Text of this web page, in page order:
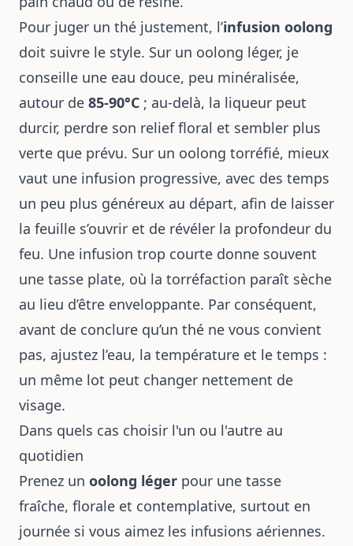
Pour juger un thé justement, l’infusion oolong
doit suivre le style. Sur un oolong léger, je
conseille une eau douce, peu minéralisée,
autour de 85-90°C ; au-delà, la liqueur peut
durcir, perdre son relief floral et sembler plus
verte que prévu. Sur un oolong torréfié, mieux
vaut une infusion progressive, avec des temps
un peu plus généreux au départ, afin de laisser
la feuille s’ouvrir et de révéler la profondeur du
feu. Une infusion trop courte donne souvent
une tasse plate, où la torréfaction paraît sèche
au lieu d’être enveloppante. Par conséquent,
avant de conclure qu’un thé ne vous convient
pas, ajustez l’eau, la température et le temps :
un même lot peut changer nettement de
visage.
Dans quels cas choisir l'un ou l'autre au
quotidien
Prenez un oolong léger pour une tasse
fraîche, florale et contemplative, surtout en
journée si vous aimez les infusions aériennes.